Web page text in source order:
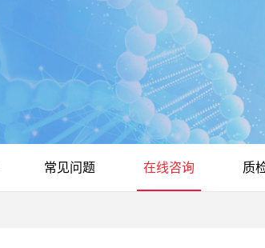
常见问题 在线咨询 质